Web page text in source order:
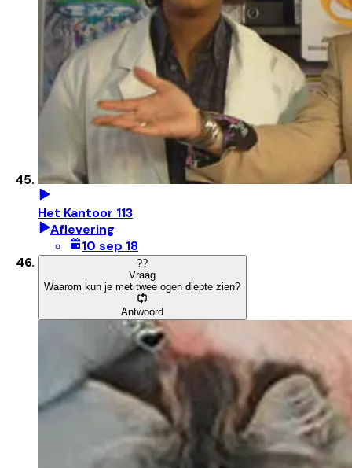
Het Kantoor 113
Aflevering
10 sep 18
??
Vraag
Waarom kun je met twee ogen diepte zien?
Antwoord